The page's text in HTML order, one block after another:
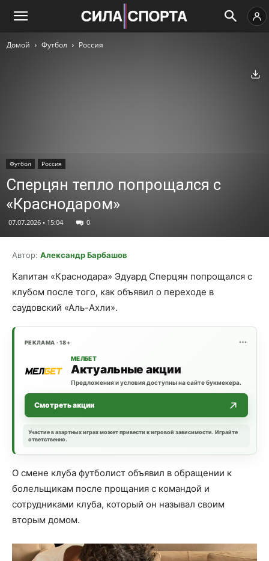
Домой Футбол Россия
Футбол Россия
Сперцян тепло попрощался с
«Краснодаром»
07.07.2026 • 15:04 0
Автор: Александр Барбашов
Капитан «Краснодара» Эдуард Сперцян попрощался с
клубом после того, как объявил о переходе в
саудовский «Аль-Ахли».
РЕКЛАМА · 18+
МЕЛБЕТ
Актуальные акции
Предложения и условия доступны на сайте букмекера.
Смотреть акции
Участие в азартных играх может привести к игровой зависимости. Играйте
ответственно.
О смене клуба футболист объявил в обращении к
болельщикам после прощания с командой и
сотрудниками клуба, который он называл своим
вторым домом.